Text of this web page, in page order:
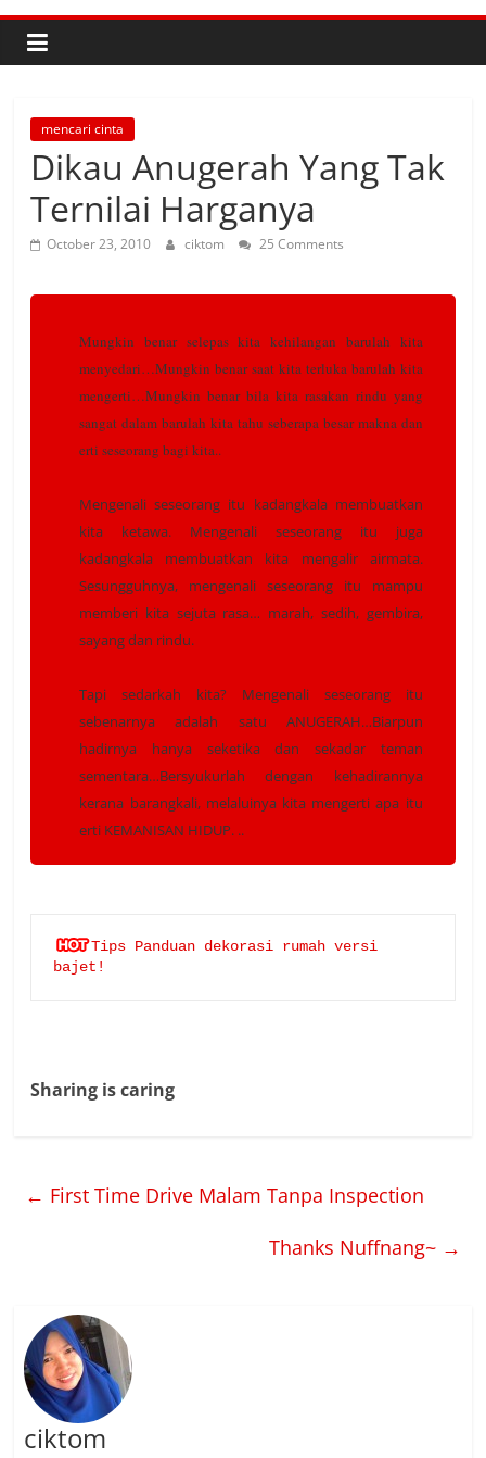
mencari cinta
Dikau Anugerah Yang Tak
Ternilai Harganya
October 23, 2010 ciktom 25 Comments
Mungkin benar selepas kita kehilangan barulah kita
menyedari…Mungkin benar saat kita terluka barulah kita
mengerti…Mungkin benar bila kita rasakan rindu yang
sangat dalam barulah kita tahu seberapa besar makna dan
erti seseorang bagi kita..
Mengenali seseorang itu kadangkala membuatkan
kita ketawa. Mengenali seseorang itu juga
kadangkala membuatkan kita mengalir airmata.
Sesungguhnya, mengenali seseorang itu mampu
memberi kita sejuta rasa… marah, sedih, gembira,
sayang dan rindu.
Tapi sedarkah kita? Mengenali seseorang itu
sebenarnya adalah satu ANUGERAH…Biarpun
hadirnya hanya seketika dan sekadar teman
sementara…Bersyukurlah dengan kehadirannya
kerana barangkali, melaluinya kita mengerti apa itu
erti KEMANISAN HIDUP. ..
Tips Panduan dekorasi rumah versi
bajet!
Sharing is caring
← First Time Drive Malam Tanpa Inspection
Thanks Nuffnang~ →
ciktom